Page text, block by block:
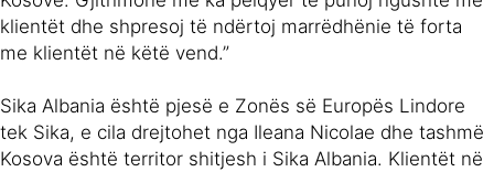
klientët dhe shpresoj të ndërtoj marrëdhënie të forta
me klientët në këtë vend.”
Sika Albania është pjesë e Zonës së Europës Lindore
tek Sika, e cila drejtohet nga Ileana Nicolae dhe tashmë
Kosova është territor shitjesh i Sika Albania. Klientët në